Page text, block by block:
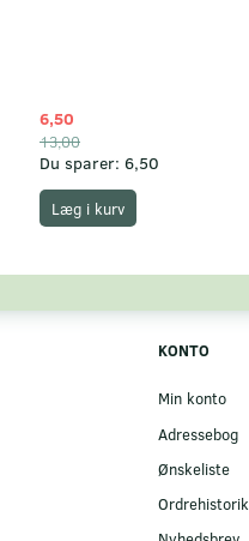
6,50
13,00
Du sparer: 6,50
Læg i kurv
KONTO
Min konto
Adressebog
Ønskeliste
Ordrehistorik